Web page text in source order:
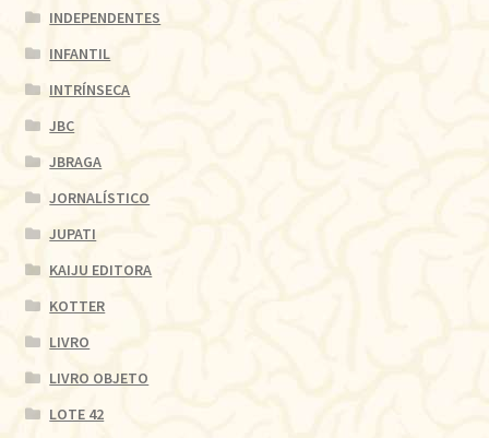
INDEPENDENTES
INFANTIL
INTRÍNSECA
JBC
JBRAGA
JORNALÍSTICO
JUPATI
KAIJU EDITORA
KOTTER
LIVRO
LIVRO OBJETO
LOTE 42